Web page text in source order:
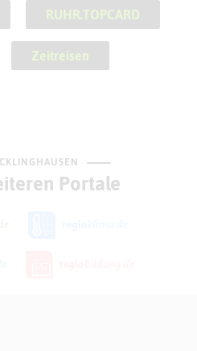
RUHR.TOPCARD
Zeitreisen
Portale